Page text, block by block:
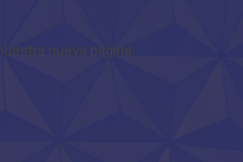
nueva página.